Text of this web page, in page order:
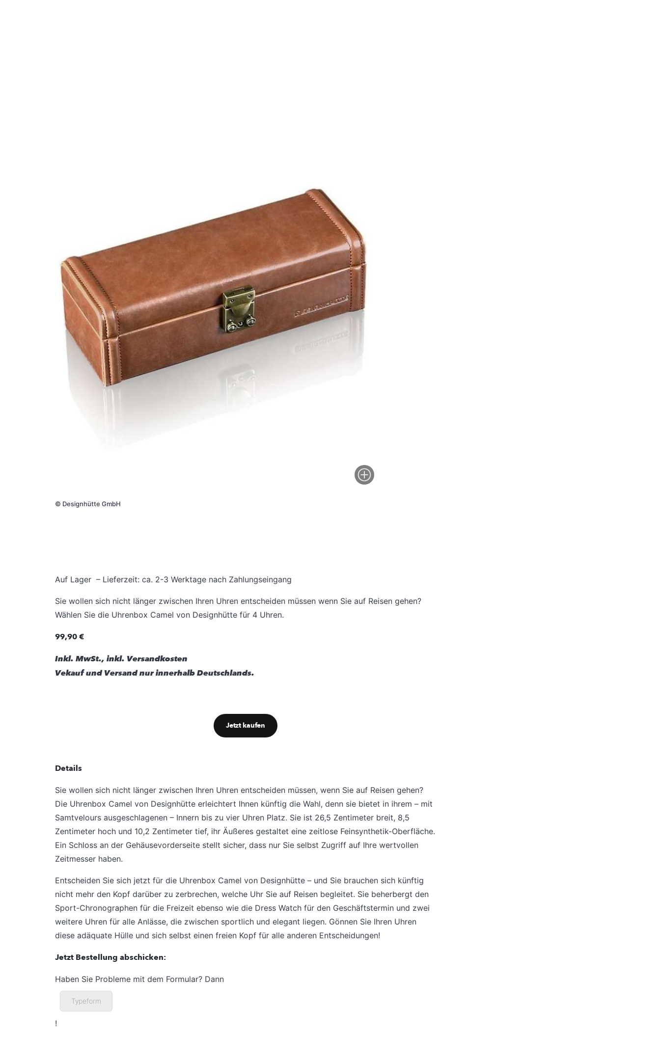
© Designhütte GmbH
Auf Lager – Lieferzeit: ca. 2-3 Werktage nach Zahlungseingang
Sie wollen sich nicht länger zwischen Ihren Uhren entscheiden müssen wenn Sie auf Reisen gehen?
Wählen Sie die Uhrenbox Camel von Designhütte für 4 Uhren.
99,90 €
Inkl. MwSt., inkl. Versandkosten
Vekauf und Versand nur innerhalb Deutschlands.
Jetzt kaufen
Details
Sie wollen sich nicht länger zwischen Ihren Uhren entscheiden müssen, wenn Sie auf Reisen gehen?
Die Uhrenbox Camel von Designhütte erleichtert Ihnen künftig die Wahl, denn sie bietet in ihrem – mit
Samtvelours ausgeschlagenen – Innern bis zu vier Uhren Platz. Sie ist 26,5 Zentimeter breit, 8,5
Zentimeter hoch und 10,2 Zentimeter tief, ihr Äußeres gestaltet eine zeitlose Feinsynthetik-Oberfläche.
Ein Schloss an der Gehäusevorderseite stellt sicher, dass nur Sie selbst Zugriff auf Ihre wertvollen
Zeitmesser haben.
Entscheiden Sie sich jetzt für die Uhrenbox Camel von Designhütte – und Sie brauchen sich künftig
nicht mehr den Kopf darüber zu zerbrechen, welche Uhr Sie auf Reisen begleitet. Sie beherbergt den
Sport-Chronographen für die Freizeit ebenso wie die Dress Watch für den Geschäftstermin und zwei
weitere Uhren für alle Anlässe, die zwischen sportlich und elegant liegen. Gönnen Sie Ihren Uhren
diese adäquate Hülle und sich selbst einen freien Kopf für alle anderen Entscheidungen!
Jetzt Bestellung abschicken:
Haben Sie Probleme mit dem Formular? Dann
Typeform
!